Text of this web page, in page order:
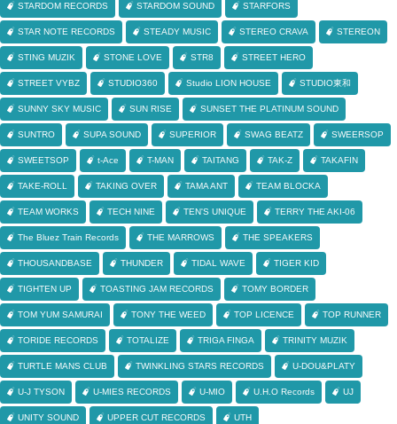
STARDOM RECORDS STARDOM SOUND STARFORS
STAR NOTE RECORDS STEADY MUSIC STEREO CRAVA STEREON
STING MUZIK STONE LOVE STR8 STREET HERO
STREET VYBZ STUDIO360 Studio LION HOUSE STUDIO東和
SUNNY SKY MUSIC SUN RISE SUNSET THE PLATINUM SOUND
SUNTRO SUPA SOUND SUPERIOR SWAG BEATZ SWEERSOP
SWEETSOP t-Ace T-MAN TAITANG TAK-Z TAKAFIN
TAKE-ROLL TAKING OVER TAMA ANT TEAM BLOCKA
TEAM WORKS TECH NINE TEN'S UNIQUE TERRY THE AKI-06
The Bluez Train Records THE MARROWS THE SPEAKERS
THOUSANDBASE THUNDER TIDAL WAVE TIGER KID
TIGHTEN UP TOASTING JAM RECORDS TOMY BORDER
TOM YUM SAMURAI TONY THE WEED TOP LICENCE TOP RUNNER
TORIDE RECORDS TOTALIZE TRIGA FINGA TRINITY MUZIK
TURTLE MANS CLUB TWINKLING STARS RECORDS U-DOU&PLATY
U-J TYSON U-MIES RECORDS U-MIO U.H.O Records UJ
UNITY SOUND UPPER CUT RECORDS UTH